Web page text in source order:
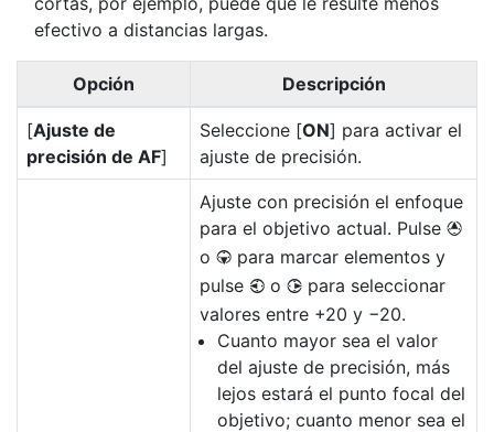
efectivo a distancias largas.
Opción Descripción
[Ajuste de
precisión de AF]
Seleccione [ON] para activar el
ajuste de precisión.
Ajuste con precisión el enfoque
para el objetivo actual. Pulse 1
o 3 para marcar elementos y
pulse 4 o 2 para seleccionar
valores entre +20 y −20.
Cuanto mayor sea el valor
del ajuste de precisión, más
lejos estará el punto focal del
objetivo; cuanto menor sea el